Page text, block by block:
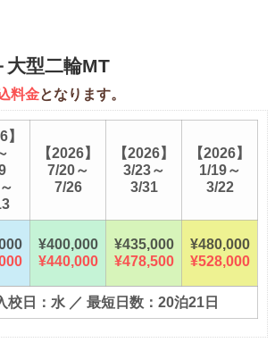
大型二輪MT
料金となります。
】
【2026】
7/20～
7/26
【2026】
3/23～
3/31
【2026】
1/19～
3/22
¥400,000
¥440,000
¥435,000
¥478,500
¥480,000
¥528,000
校日：水 ／ 最短日数：20泊21日